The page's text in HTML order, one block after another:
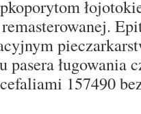
remasterowanej.
ługowania
157490